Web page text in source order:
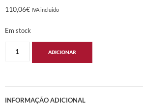
110,06€ IVA incluido
Em stock
ADICIONAR
INFORMAÇÃO ADICIONAL